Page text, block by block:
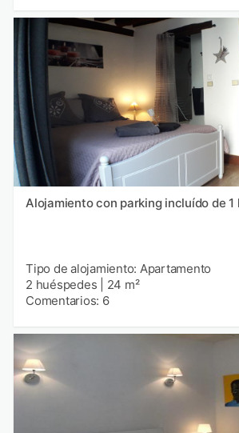
Alojamiento con parking incluído de 1
Tipo de alojamiento: Apartamento
2 huéspedes
24 m²
Comentarios: 6